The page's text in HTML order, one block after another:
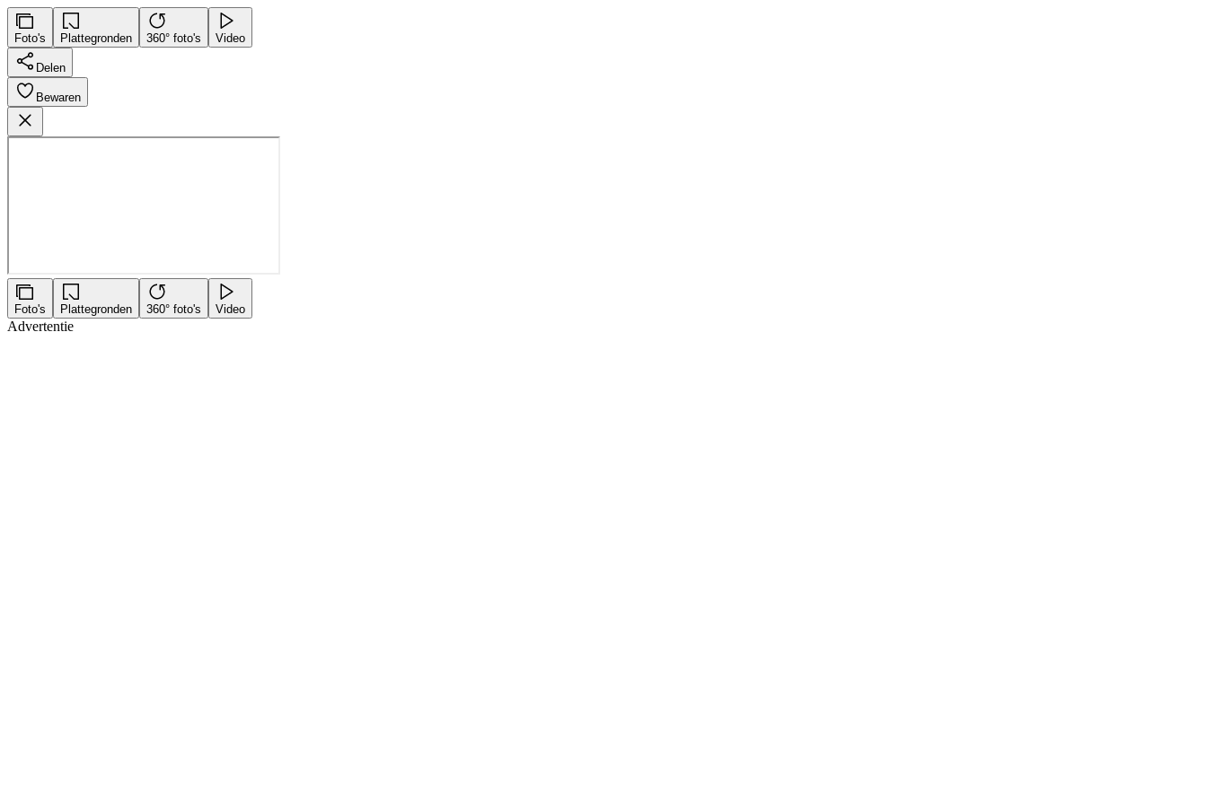
Foto's Plattegronden 360° foto's Video
Delen
Bewaren
Foto's Plattegronden 360° foto's Video
Advertentie